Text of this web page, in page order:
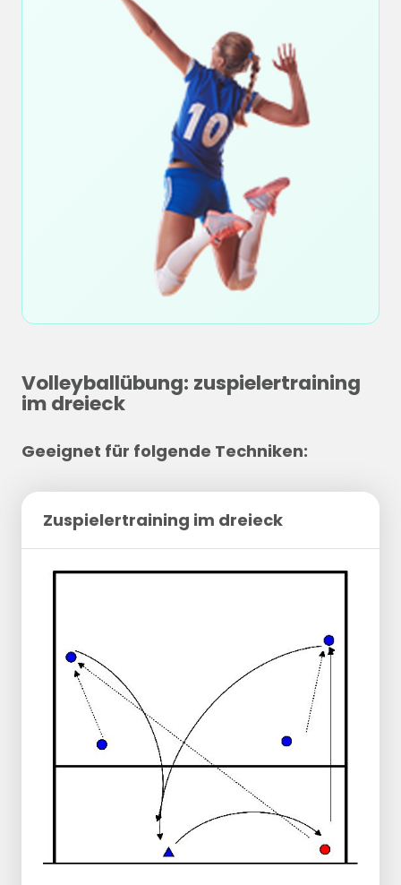
Volleyballübung: zuspielertraining
im dreieck
Geeignet für folgende Techniken:
Zuspielertraining im dreieck